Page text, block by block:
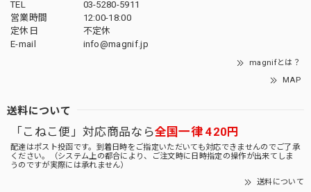
TEL
03-5280-5911
営業時間
12:00-18:00
定休日
不定休
E-mail
info@magnif.jp
magnifとは？
MAP
送料について
「こねこ便」対応商品なら全国一律 420円
配達はポスト投函です。到着日時をご指定いただいても対応できませんのでご了承
ください。（システム上の都合により、ご注文時に日時指定の操作が出来てしま
うのですが実際には承れません）
送料について